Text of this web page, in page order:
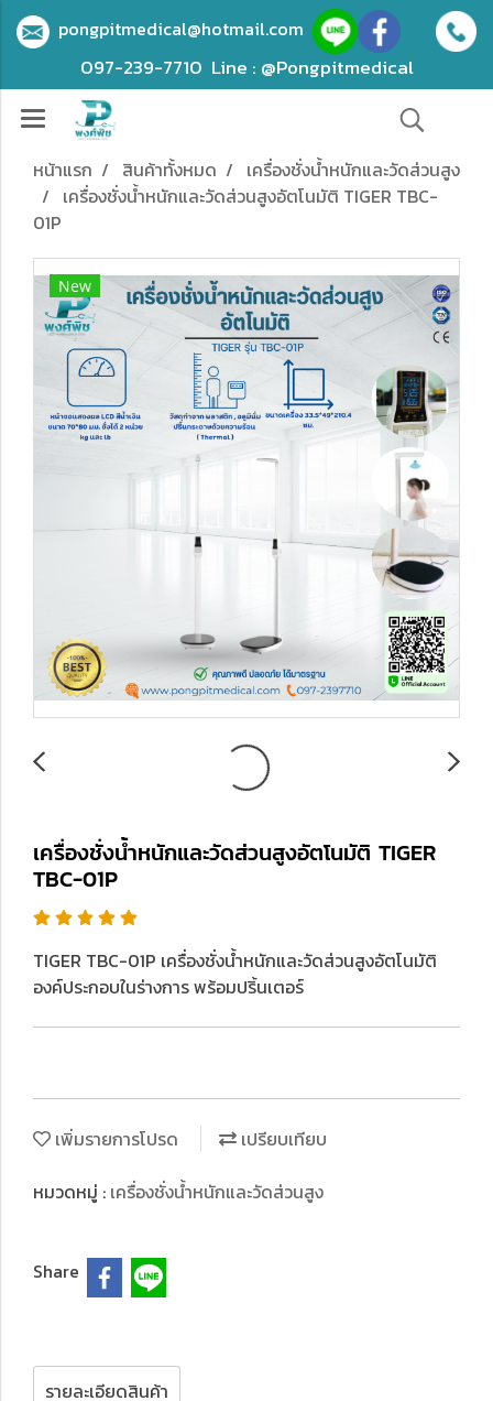
pongpitmedical@hotmail.com
097-239-7710 Line : @Pongpitmedical
หน้าแรก สินค้าทั้งหมด
เครื่องชั่งน้ำหนักและวัดส่วนสูง
เครื่องชั่งน้ำหนักและวัดส่วนสูงอัตโนมัติ TIGER TBC-
01P
New
เครื่องชั่งน้ำหนักและวัดส่วนสูงอัตโนมัติ TIGER
TBC-01P
TIGER TBC-01P เครื่องชั่งน้ำหนักและวัดส่วนสูงอัตโนมัติ
องค์ประกอบในร่างการ พร้อมปริ้นเตอร์
เพิ่มรายการโปรด
เปรียบเทียบ
หมวดหมู่ : เครื่องชั่งน้ำหนักและวัดส่วนสูง
Share
รายละเอียดสินค้า